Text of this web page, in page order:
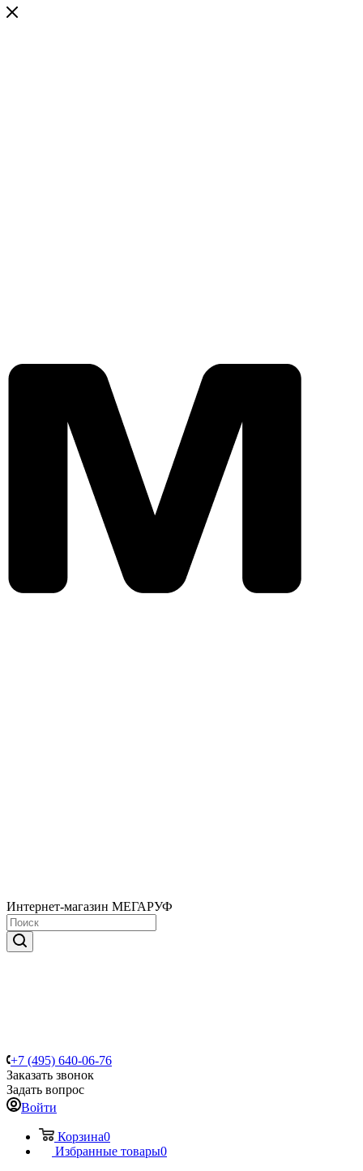
Интернет-магазин МЕГАРУФ
+7 (495) 640-06-76
Заказать звонок
Задать вопрос
Войти
Корзина0
Избранные товары0